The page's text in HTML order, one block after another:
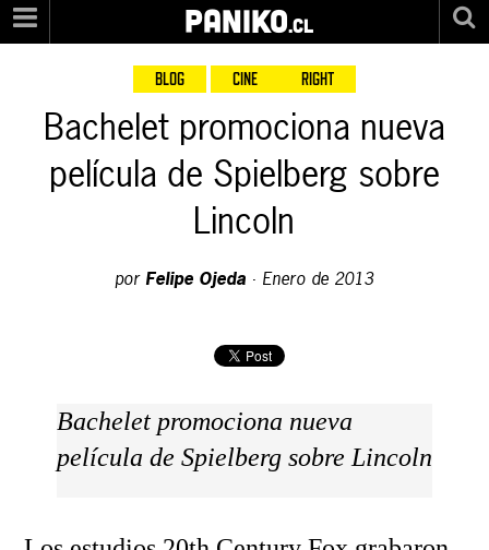
PANIKO.cl
BLOG CINE RIGHT
Bachelet promociona nueva
película de Spielberg sobre
Lincoln
por Felipe Ojeda · Enero de 2013
Bachelet promociona nueva
película de Spielberg sobre Lincoln